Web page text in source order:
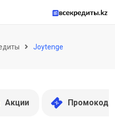
Joytenge
Акции Промокоды